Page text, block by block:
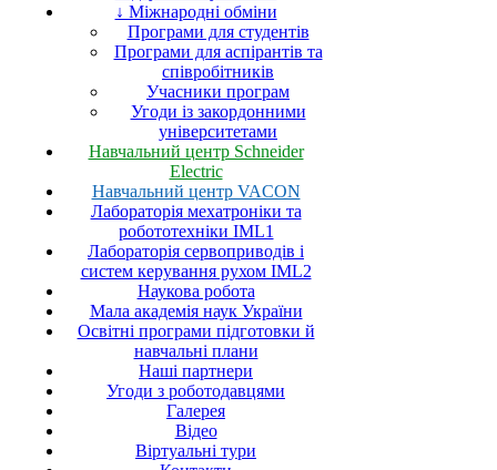
↓ Міжнародні обміни
Програми для студентів
Програми для аспірантів та
співробітників
Учасники програм
Угоди із закордонними
університетами
Навчальний центр Schneider
Electric
Навчальний центр VACON
Лабораторія мехатроніки та
робототехніки IML1
Лабораторія сервоприводів і
систем керування рухом IML2
Наукова робота
Мала академія наук України
Освітні програми підготовки й
навчальні плани
Наші партнери
Угоди з роботодавцями
Галерея
Відео
Віртуальні тури